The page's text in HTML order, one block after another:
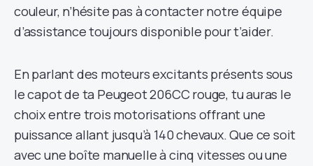
couleur, n’hésite pas à contacter notre équipe
d’assistance toujours disponible pour t’aider.
En parlant des moteurs excitants présents sous
le capot de ta Peugeot 206CC rouge, tu auras le
choix entre trois motorisations offrant une
puissance allant jusqu’à 140 chevaux. Que ce soit
avec une boîte manuelle à cinq vitesses ou une